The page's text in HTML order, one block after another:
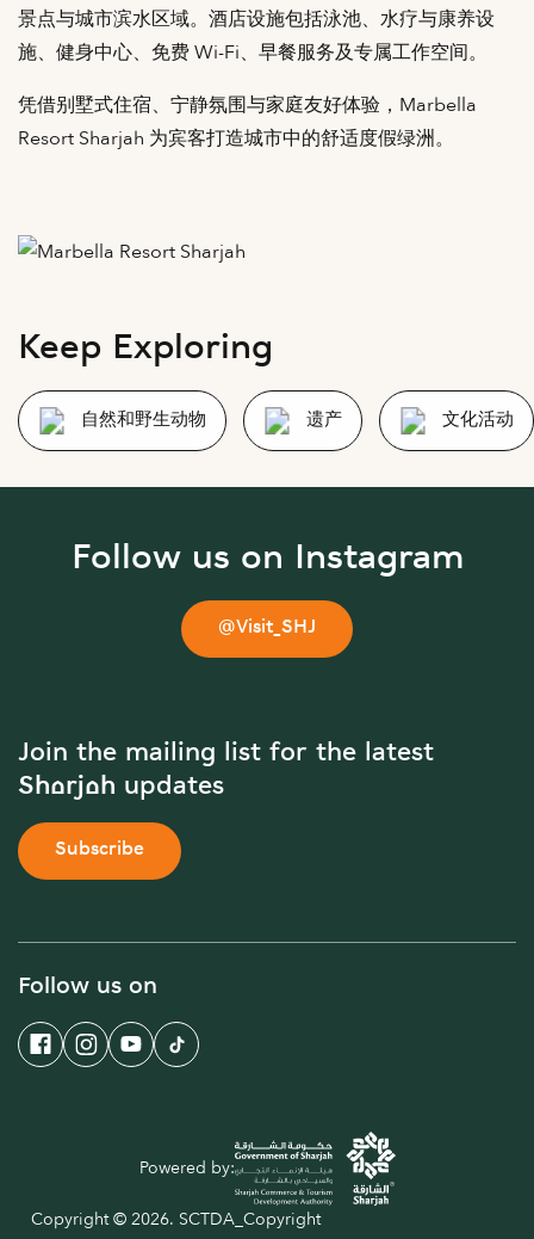
景点与城市滨水区域。酒店设施包括泳池、水疗与康养设
施、健身中心、免费 Wi-Fi、早餐服务及专属工作空间。
凭借别墅式住宿、宁静氛围与家庭友好体验，Marbella
Resort Sharjah 为宾客打造城市中的舒适度假绿洲。
Keep Exploring
自然和野生动物 遗产 文化活动
Follow us on Instagram
@Visit_SHJ
Join the mailing list for the latest
Sharjah updates
Subscribe
Follow us on
Copyright © 2026. SCTDA_Copyright
Powered by: